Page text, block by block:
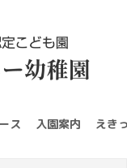
ス 入園案内 えき